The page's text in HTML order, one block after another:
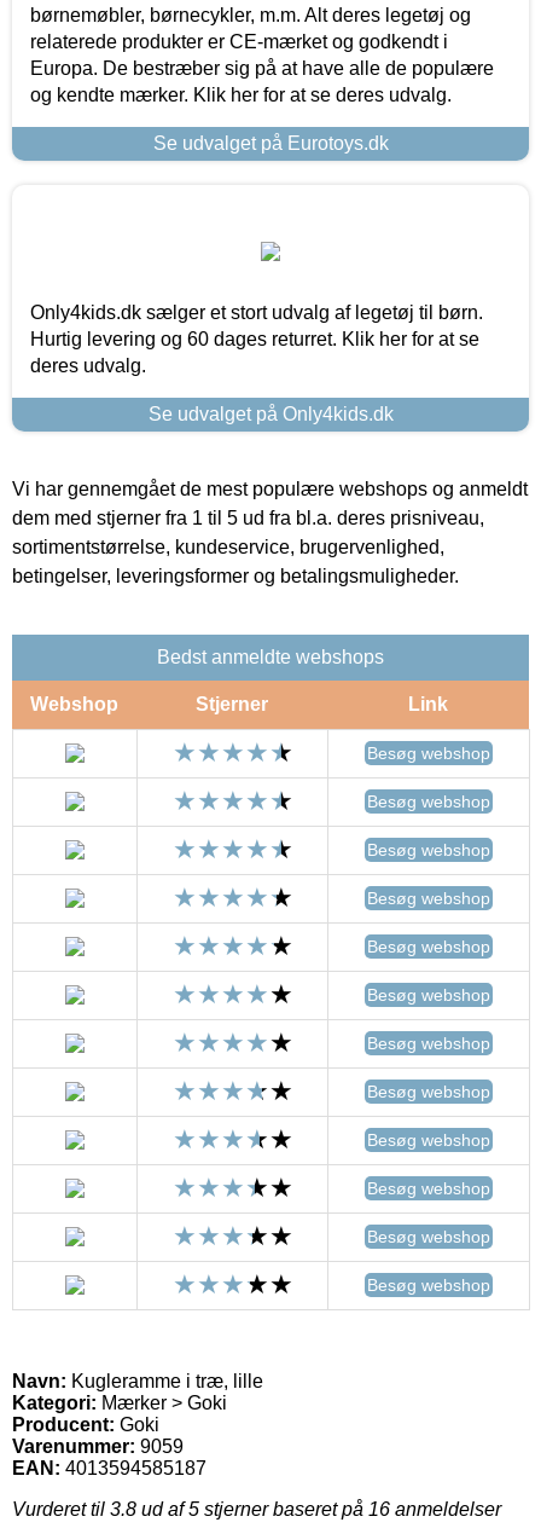
børnemøbler, børnecykler, m.m. Alt deres legetøj og
relaterede produkter er CE-mærket og godkendt i
Europa. De bestræber sig på at have alle de populære
og kendte mærker. Klik her for at se deres udvalg.
Se udvalget på Eurotoys.dk
Only4kids.dk sælger et stort udvalg af legetøj til børn.
Hurtig levering og 60 dages returret. Klik her for at se
deres udvalg.
Se udvalget på Only4kids.dk
Vi har gennemgået de mest populære webshops og anmeldt
dem med stjerner fra 1 til 5 ud fra bl.a. deres prisniveau,
sortimentstørrelse, kundeservice, brugervenlighed,
betingelser, leveringsformer og betalingsmuligheder.
Bedst anmeldte webshops
Webshop Stjerner Link
Besøg webshop
Besøg webshop
Besøg webshop
Besøg webshop
Besøg webshop
Besøg webshop
Besøg webshop
Besøg webshop
Besøg webshop
Besøg webshop
Besøg webshop
Besøg webshop
Navn: Kugleramme i træ, lille
Kategori: Mærker > Goki
Producent: Goki
Varenummer: 9059
EAN: 4013594585187
Vurderet til 3.8 ud af 5 stjerner baseret på 16 anmeldelser